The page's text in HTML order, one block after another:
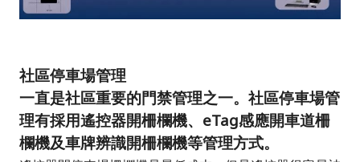
社區停車場管理
一直是社區重要的門禁管理之一。社區停車場管
理有採用遙控器開柵欄機、eTag感應開車道柵
欄機及車牌辨識開柵欄機等管理方式。